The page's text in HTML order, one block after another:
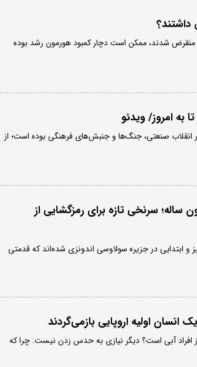
منقرض شدند، ممکن است دچار کمبود هورمون رشد بوده
به امروز/ ویدئو
انقلاب صنعتی، جنگ‌ها و جنبش‌های فرهنگی بوده است؛ از
سرنخی تازه برای رمزگشایی از
و ابتدایی در جزیره سولاوسی اندونزی شده‌اند که قدمتی
اولیه اروپایی بازمی‌گردند
افراد آبی است؟ دیگر نیازی به حدس زدن نیست. چرا که